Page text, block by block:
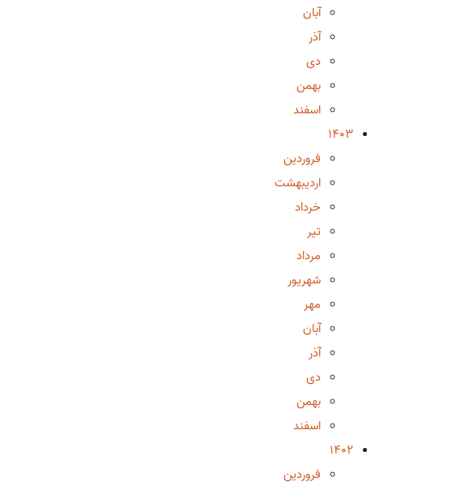
آبان
آذر
دی
بهمن
اسفند
1403
فروردین
اردیبهشت
خرداد
تیر
مرداد
شهریور
مهر
آبان
آذر
دی
بهمن
اسفند
1402
فروردین